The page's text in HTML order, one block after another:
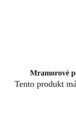
Mramorové
Tento produkt